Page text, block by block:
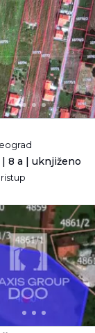
8 a | uknjiženo